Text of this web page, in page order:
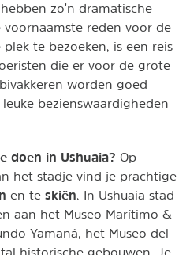
zo'n dramatische
voornaamste reden voor de
te bezoeken, is een reis
die er voor de grote
worden goed
bezienswaardigheden
doen in Ushuaia? Op
het stadje vind je prachtige
en te skiën . In Ushuaia stad
aan het Museo Marítimo &
Yamaná, het Museo del
historische gebouwen. Je